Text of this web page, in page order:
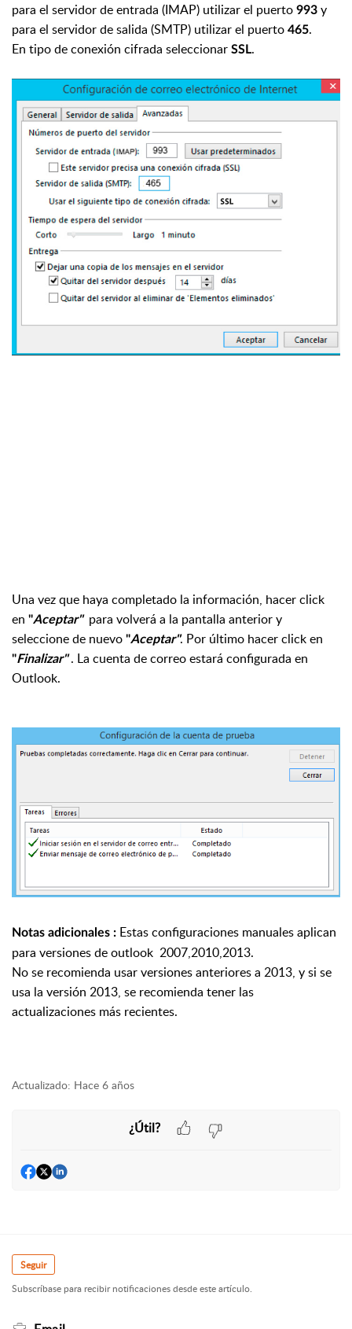
para el servidor de entrada (IMAP) utilizar el puerto 993 y
para el servidor de salida (SMTP) utilizar el puerto 465.
En tipo de conexión cifrada seleccionar SSL.
Una vez que haya completado la información, hacer click
en "Aceptar" para volverá a la pantalla anterior y
seleccione de nuevo "Aceptar". Por último hacer click en
"Finalizar". La cuenta de correo estará configurada en
Outlook.
Notas adicionales : Estas configuraciones manuales aplican
para versiones de outlook 2007,2010,2013.
No se recomienda usar versiones anteriores a 2013, y si se
usa la versión 2013, se recomienda tener las
actualizaciones más recientes.
Actualizado: Hace 6 años
¿Útil?
Seguir
Subscríbase para recibir notificaciones desde este artículo.